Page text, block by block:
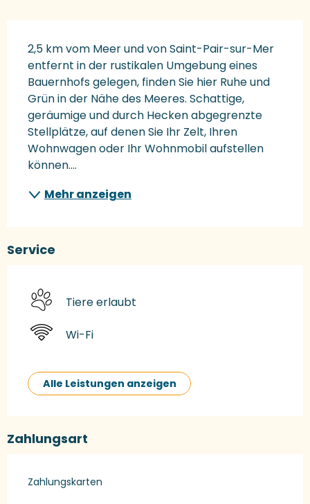
2,5 km vom Meer und von Saint-Pair-sur-Mer
entfernt in der rustikalen Umgebung eines
Bauernhofs gelegen, finden Sie hier Ruhe und
Grün in der Nähe des Meeres. Schattige,
geräumige und durch Hecken abgegrenzte
Stellplätze, auf denen Sie Ihr Zelt, Ihren
Wohnwagen oder Ihr Wohnmobil aufstellen
können....
Mehr anzeigen
Service
Tiere erlaubt
Wi-Fi
Alle Leistungen anzeigen
Zahlungsart
Zahlungskarten